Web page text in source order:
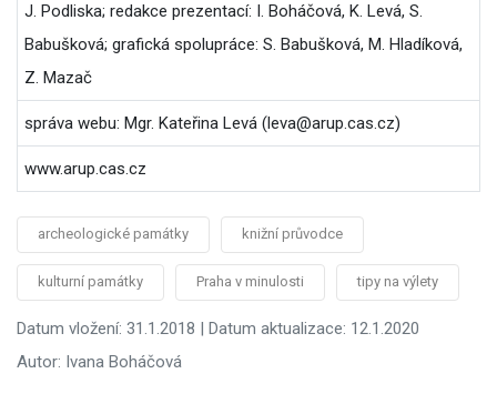
J. Podliska; redakce prezentací: I. Boháčová, K. Levá, S.
Babušková; grafická spolupráce: S. Babušková, M. Hladíková,
Z. Mazač
správa webu: Mgr. Kateřina Levá (leva@arup.cas.cz)
www.arup.cas.cz
archeologické památky knižní průvodce
kulturní památky Praha v minulosti tipy na výlety
Datum vložení: 31.1.2018 | Datum aktualizace: 12.1.2020
Autor: Ivana Boháčová